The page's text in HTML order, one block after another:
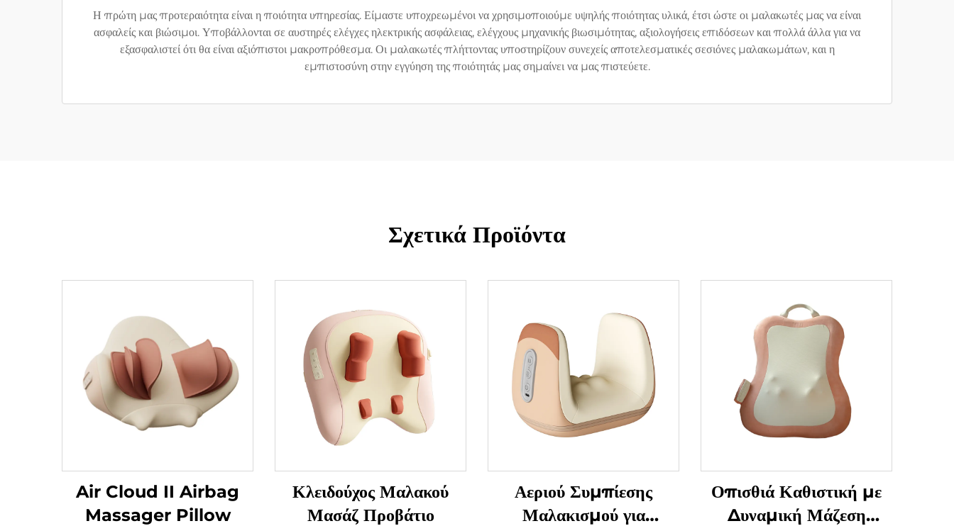
Η πρώτη μας προτεραιότητα είναι η ποιότητα υπηρεσίας. Είμαστε υποχρεωμένοι να χρησιμοποιούμε υψηλής ποιότητας υλικά, έτσι ώστε οι μαλακωτές μας να είναι
ασφαλείς και βιώσιμοι. Υποβάλλονται σε αυστηρές ελέγχες ηλεκτρικής ασφάλειας, ελέγχους μηχανικής βιωσιμότητας, αξιολογήσεις επιδόσεων και πολλά άλλα για να
εξασφαλιστεί ότι θα είναι αξιόπιστοι μακροπρόθεσμα. Οι μαλακωτές πλήττοντας υποστηρίζουν συνεχείς αποτελεσματικές σεσιόνες μαλακωμάτων, και η
εμπιστοσύνη στην εγγύηση της ποιότητάς μας σημαίνει να μας πιστεύετε.
Σχετικά Προϊόντα
Air Cloud II Airbag
Massager Pillow
Κλειδούχος Μαλακού
Μασάζ Προβάτιο
Αεριού Συμπίεσης
Μαλακισμού για
Οπισθιά Καθιστική με
Δυναμική Μάζεση